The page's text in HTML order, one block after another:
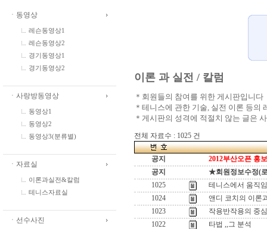
ㆍ동영상
레슨동영상1
레슨동영상2
경기동영상1
경기동영상2
ㆍ사랑방동영상
동영상1
동영상2
동영상3(분류별)
ㆍ자료실
이론과실전&칼럼
테니스자료실
ㆍ선수사진
이론 과 실전 / 칼럼
＊회원들의 참여를 위한 게시판입니다
＊테니스에 관한 기술, 실전 이론 등의
＊게시판의 성격에 적절치 않는 글은
전체 자료수 : 1025 건
공지
2012부산오픈 홍
공지
★회원정보수정(
1025
테니스에서 움직
1024
앤디 코치의 이론
1023
작용반작용의 중
1022
타법 ,,그 분석